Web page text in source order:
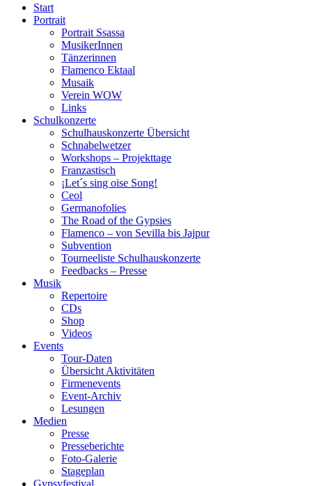
Start
Portrait
Portrait Ssassa
MusikerInnen
Tänzerinnen
Flamenco Ektaal
Musaik
Verein WOW
Links
Schulkonzerte
Schulhauskonzerte Übersicht
Schnabelwetzer
Workshops – Projekttage
Franzastisch
¡Let´s sing oise Song!
Ceol
Germanofolies
The Road of the Gypsies
Flamenco – von Sevilla bis Jajpur
Subvention
Tourneeliste Schulhauskonzerte
Feedbacks – Presse
Musik
Repertoire
CDs
Shop
Videos
Events
Tour-Daten
Übersicht Aktivitäten
Firmenevents
Event-Archiv
Lesungen
Medien
Presse
Presseberichte
Foto-Galerie
Stageplan
Gypsyfestival